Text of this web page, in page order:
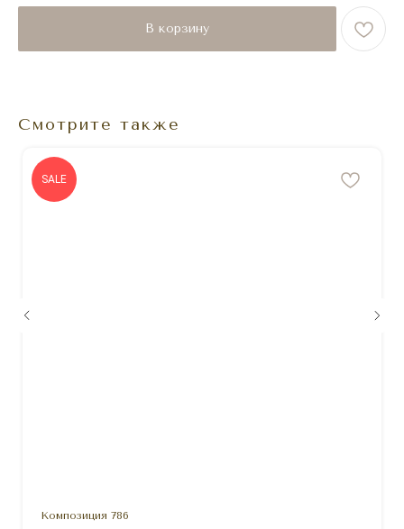
В корзину
Смотрите также
SALE
Композиция 786